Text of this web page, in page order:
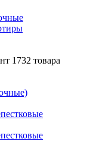
1732 товара